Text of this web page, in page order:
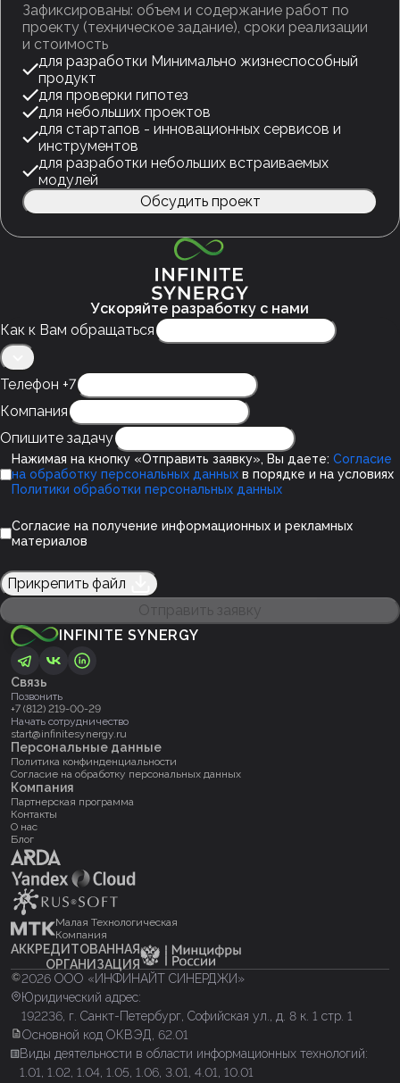
Зафиксированы: объем и содержание работ по
проекту (техническое задание), сроки реализации
и стоимость
для разработки Минимально жизнеспособный
продукт
для проверки гипотез
для небольших проектов
для стартапов - инновационных сервисов и
инструментов
для разработки небольших встраиваемых
модулей
Обсудить проект
Ускоряйте разработку с нами
Как к Вам обращаться
Телефон +7
Компания
Опишите задачу
Нажимая на кнопку «Отправить заявку», Вы даете: Согласие
на обработку персональных данных в порядке и на условиях
Политики обработки персональных данных
Согласие на получение информационных и рекламных
материалов
Прикрепить файл
Отправить заявку
INFINITE SYNERGY
Связь
Позвонить
+7 (812) 219-00-29
Начать сотрудничество
start@infinitesynergy.ru
Персональные данные
Политика конфинденциальности
Согласие на обработку персональных данных
Компания
Партнерская программа
Контакты
О нас
Блог
Малая Технологическая
Компания
АККРЕДИТОВАННАЯ
ОРГАНИЗАЦИЯ
2026 OOO «ИНФИНАЙТ СИНЕРДЖИ»
Юридический адрес:
192236, г. Санкт-Петербург, Софийская ул., д. 8 к. 1 стр. 1
Основной код ОКВЭД, 62.01
Виды деятельности в области информационных технологий:
1.01, 1.02, 1.04, 1.05, 1.06, 3.01, 4.01, 10.01